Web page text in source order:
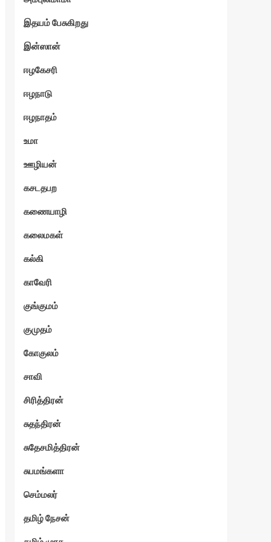
இதயம் பேசுகிறது
இன்ஸான்
ஈழகேசரி
ஈழநாடு
ஈழநாதம்
உமா
ஊழியன்
கசடதபற
கணையாழி
கலைமகள்
கல்கி
காவேரி
குங்குமம்
குமுதம்
கோகுலம்
சாவி
சிரித்திரன்
சுதந்திரன்
சுதேசமித்திரன்
சுபமங்களா
செம்மலர்
தமிழ் நேசன்